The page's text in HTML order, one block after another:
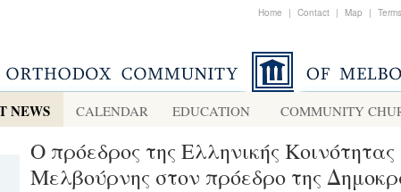
Home | Contact | Map |
NEWS CALENDAR EDUCATION COMMUNITY
Ο πρόεδρος της Ελληνικής Κοινότητας
Μελβούρνης στον πρόεδρο της